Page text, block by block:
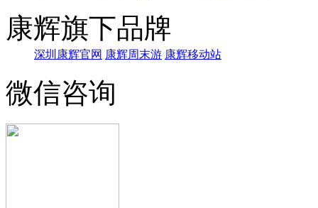
康辉旗下品牌
深圳康辉官网 康辉周末游 康辉移动站
微信咨询